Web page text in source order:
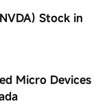
Stock in
Micro Devices